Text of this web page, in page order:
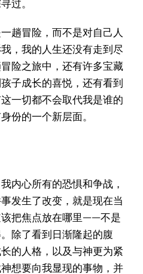
过。
趟冒险，而不是对自己人
，我的人生还没有走到尽
险之旅中，还有许多宝藏
子成长的喜悦，还有看到
一切都不会取代我是谁的
份的一个新层面。
内心所有的恐惧和争战，
发生了改变，就是现在当
把焦点放在哪里——不是
除了看到日渐隆起的腹
的人格，以及与神更为紧
想要向我显现的事物，并